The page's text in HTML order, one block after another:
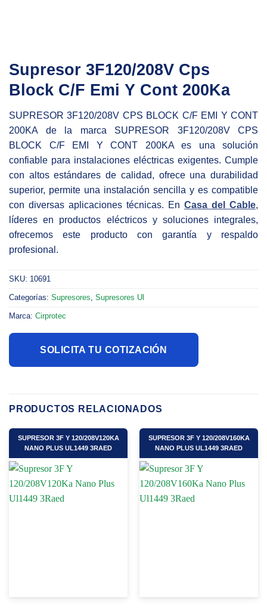
Supresor 3F120/208V Cps
Block C/F Emi Y Cont 200Ka
SUPRESOR 3F120/208V CPS BLOCK C/F EMI Y CONT
200KA de la marca SUPRESOR 3F120/208V CPS
BLOCK C/F EMI Y CONT 200KA es una solución
confiable para instalaciones eléctricas exigentes. Cumple
con altos estándares de calidad, ofrece una durabilidad
superior, permite una instalación sencilla y es compatible
con diversas aplicaciones técnicas. En Casa del Cable,
líderes en productos eléctricos y soluciones integrales,
ofrecemos este producto con garantía y respaldo
profesional.
SKU: 10691
Categorías: Supresores, Supresores Ul
Marca: Cirprotec
SOLICITA TU COTIZACIÓN
PRODUCTOS RELACIONADOS
SUPRESOR 3F Y 120/208V120KA
NANO PLUS UL1449 3RAED
SUPRESOR 3F Y 120/208V160KA
NANO PLUS UL1449 3RAED